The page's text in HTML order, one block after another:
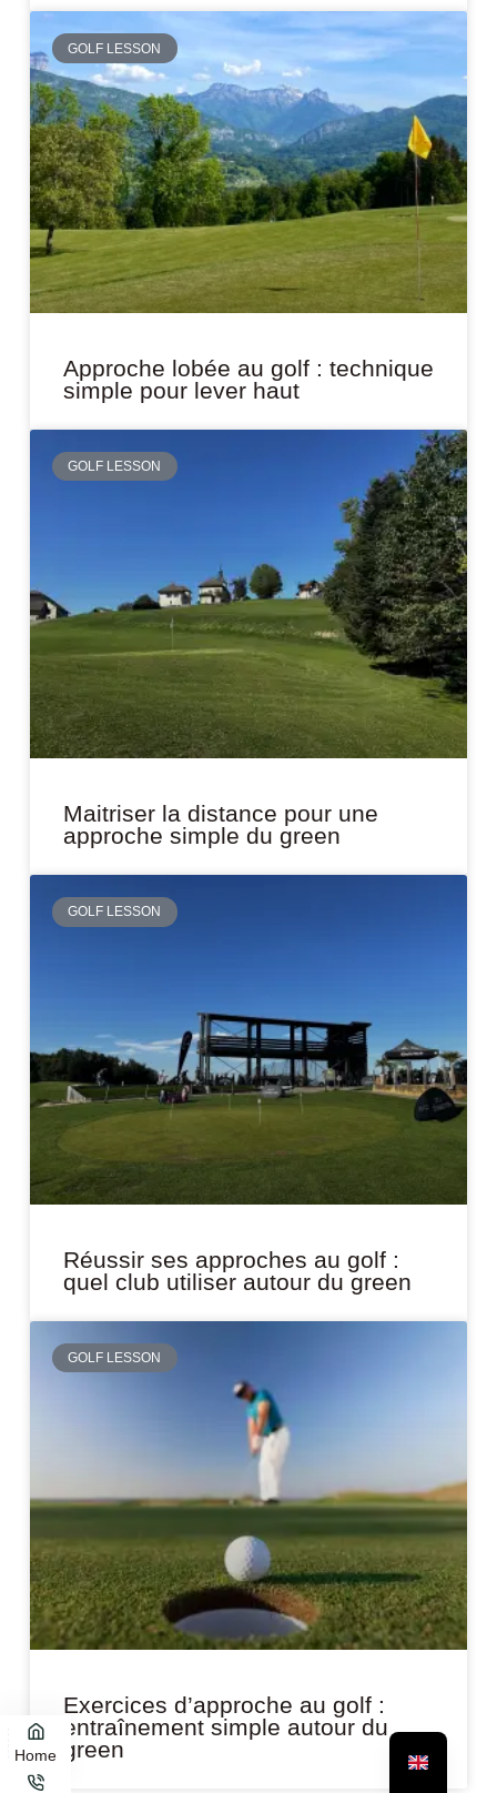
GOLF LESSON
Approche lobée au golf : technique
simple pour lever haut
GOLF LESSON
Maitriser la distance pour une
approche simple du green
GOLF LESSON
Réussir ses approches au golf :
quel club utiliser autour du green
GOLF LESSON
Exercices d’approche au golf :
entraînement simple autour du
green
Home